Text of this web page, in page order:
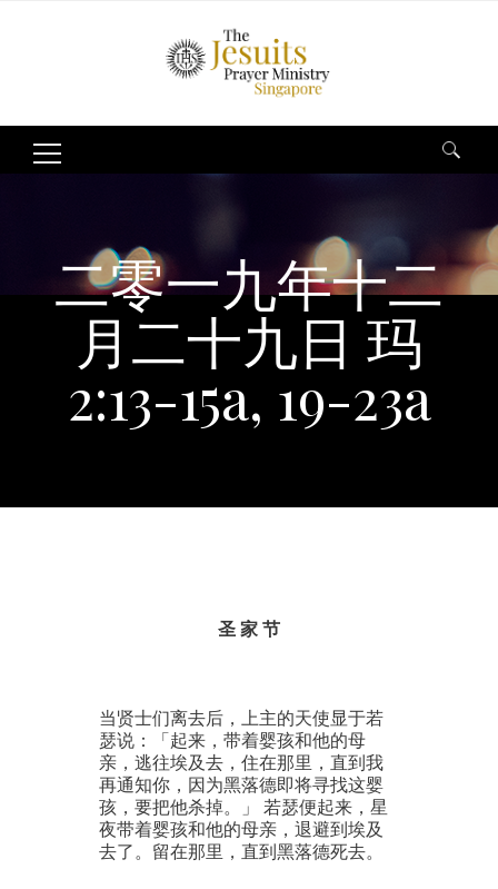
Search
二零一九年十二
月二十九日 玛
2:13-15a, 19-23a
圣 家 节
当贤士们离去后，上主的天使显于若
瑟说：「起来，带着婴孩和他的母
亲，逃往埃及去，住在那里，直到我
再通知你，因为黑落德即将寻找这婴
孩，要把他杀掉。」 若瑟便起来，星
夜带着婴孩和他的母亲，退避到埃及
去了。留在那里，直到黑落德死去。